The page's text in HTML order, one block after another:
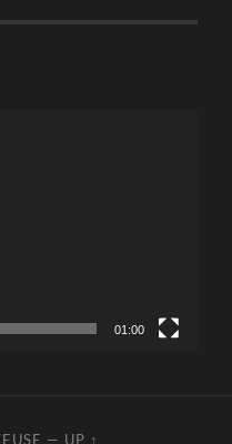
01:00
— UP ↑